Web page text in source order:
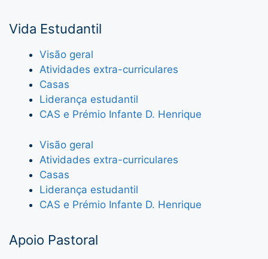
Vida Estudantil
Visão geral
Atividades extra-curriculares
Casas
Liderança estudantil
CAS e Prémio Infante D. Henrique
Visão geral
Atividades extra-curriculares
Casas
Liderança estudantil
CAS e Prémio Infante D. Henrique
Apoio Pastoral